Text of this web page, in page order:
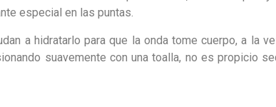
especial en las puntas.
a hidratarlo para que la onda tome cuerpo, a la
suavemente con una toalla, no es propicio